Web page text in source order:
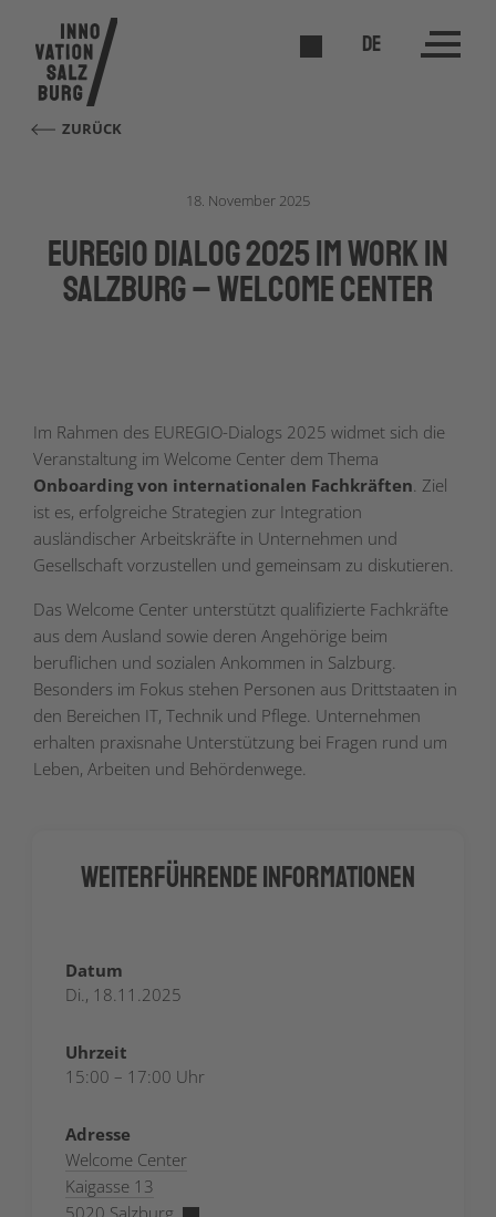
DE
ZURÜCK
18. November 2025
EUREGIO Dialog 2025 im Work in
Salzburg – Welcome Center
Im Rahmen des EUREGIO-Dialogs 2025 widmet sich die
Veranstaltung im Welcome Center dem Thema
Onboarding von internationalen Fachkräften. Ziel
ist es, erfolgreiche Strategien zur Integration
ausländischer Arbeitskräfte in Unternehmen und
Gesellschaft vorzustellen und gemeinsam zu diskutieren.
Das Welcome Center unterstützt qualifizierte Fachkräfte
aus dem Ausland sowie deren Angehörige beim
beruflichen und sozialen Ankommen in Salzburg.
Besonders im Fokus stehen Personen aus Drittstaaten in
den Bereichen IT, Technik und Pflege. Unternehmen
erhalten praxisnahe Unterstützung bei Fragen rund um
Leben, Arbeiten und Behördenwege.
Weiterführende Informationen
Datum
Di., 18.11.2025
Uhrzeit
15:00 – 17:00 Uhr
Adresse
Welcome Center
Kaigasse 13